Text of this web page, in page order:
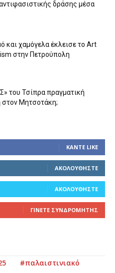
δράσης μέσα
και χαμόγελα έκλεισε το Art
στην Πετρούπολη
του Τσίπρα πραγματική
στον Μητσοτάκη;
ΚΆΝΤΕ LIKE
ΑΚΟΛΟΥΘΉΣΤΕ
ΑΚΟΛΟΥΘΉΣΤΕ
ΓΊΝΕΤΕ ΣΥΝΔΡΟΜΗΤΉΣ
#παλαιστινιακό